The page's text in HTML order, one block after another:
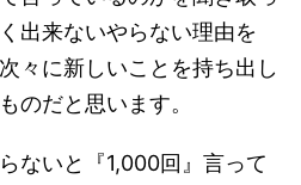
出来ないやらない理由を
々に新しいことを持ち出し
のだと思います。
ないと『1,000回』言って